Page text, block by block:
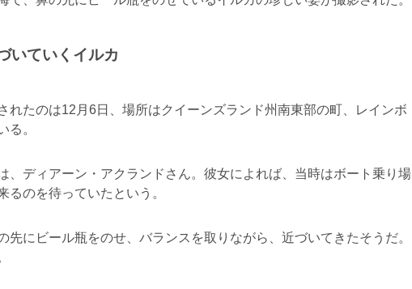
いていくイルカ
れたのは12月6日、場所はクイーンズランド州南東部の町、レインボ
る。
、ディアーン・アクランドさん。彼女によれば、当時はボート乗り場
るのを待っていたという。
先にビール瓶をのせ、バランスを取りながら、近づいてきたそうだ。